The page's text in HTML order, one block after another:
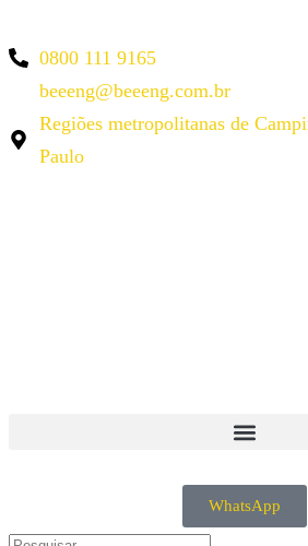
0800 111 9165
beeeng@beeeng.com.br
Regiões metropolitanas de
Paulo
WhatsApp